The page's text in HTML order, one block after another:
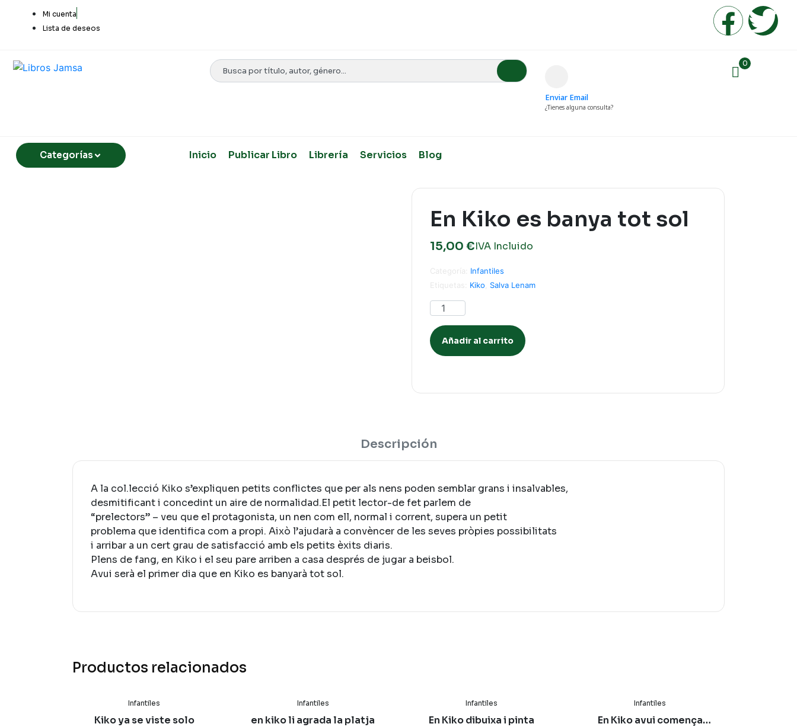
Mi cuenta
Lista de deseos
Enviar Email
¿Tienes alguna consulta?
0
Categorías Inicio Publicar Libro Librería Servicios Blog
En Kiko es banya tot sol
15,00 €IVA Incluido
Categoría:
Infantiles
Etiquetas:
Kiko Salva Lenam
Añadir al carrito
Descripción
A la col.lecció Kiko s’expliquen petits conflictes que per als nens poden semblar grans i insalvables,
desmitificant i concedint un aire de normalidad.El petit lector-de fet parlem de
“prelectors” – veu que el protagonista, un nen com ell, normal i corrent, supera un petit
problema que identifica com a propi. Això l’ajudarà a convèncer de les seves pròpies possibilitats
i arribar a un cert grau de satisfacció amb els petits èxits diaris.
Plens de fang, en Kiko i el seu pare arriben a casa després de jugar a beisbol.
Avui serà el primer dia que en Kiko es banyarà tot sol.
Productos relacionados
Infantiles
Kiko ya se viste solo
Infantiles
en kiko li agrada la platja
Infantiles
En Kiko dibuixa i pinta
Infantiles
En Kiko avui comença